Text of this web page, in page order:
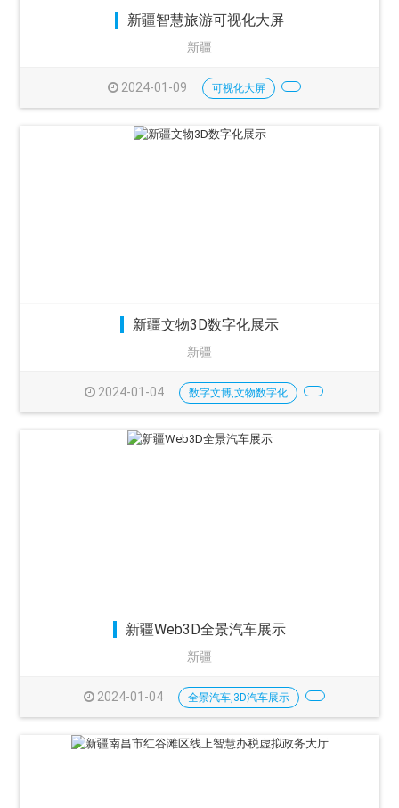
新疆智慧旅游可视化大屏
新疆
2024-01-09 可视化大屏
新疆文物3D数字化展示
新疆
2024-01-04 数字文博,文物数字化
新疆Web3D全景汽车展示
新疆
2024-01-04 全景汽车,3D汽车展示